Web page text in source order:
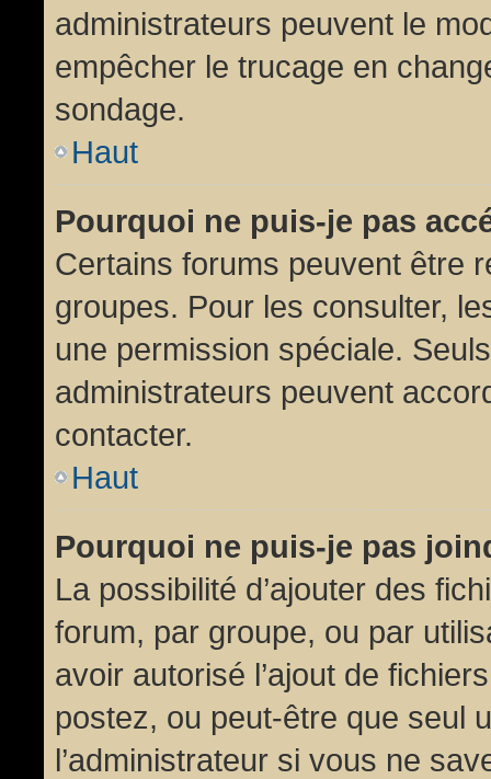
administrateurs peuvent le
empêcher le trucage en
sondage.
Haut
Pourquoi ne puis-je pas
Certains forums peuvent être
groupes. Pour les consulter,
une permission spéciale.
administrateurs peuvent
contacter.
Haut
Pourquoi ne puis-je pas
La possibilité d’ajouter des
forum, par groupe, ou par
avoir autorisé l’ajout de
postez, ou peut-être que seul
l’administrateur si vous ne